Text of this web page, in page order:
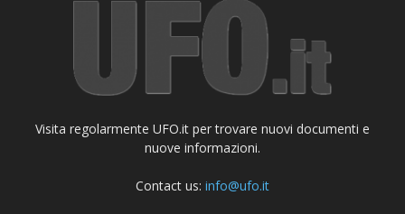
Visita regolarmente UFO.it per trovare nuovi documenti e
nuove informazioni.
Contact us: info@ufo.it